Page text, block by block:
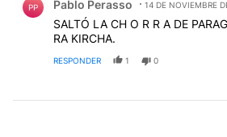
PP Pablo Perasso 14 DE NOVIEMBRE
SALTÓ LA CH O R R A DE
RA KIRCHA.
RESPONDER 1 0